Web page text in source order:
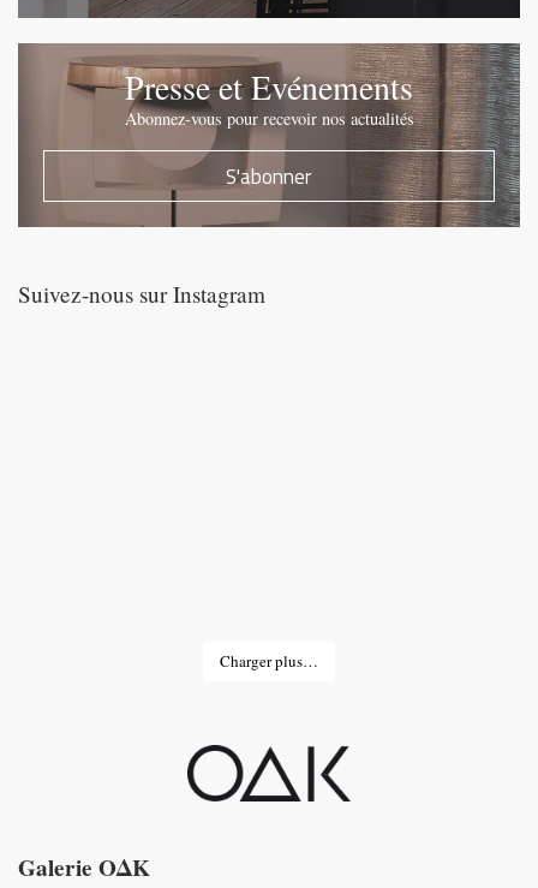
Presse et Evénements
Abonnez-vous pour recevoir nos actualités
S'abonner
Suivez-nous sur Instagram
Charger plus…
Galerie OΔK